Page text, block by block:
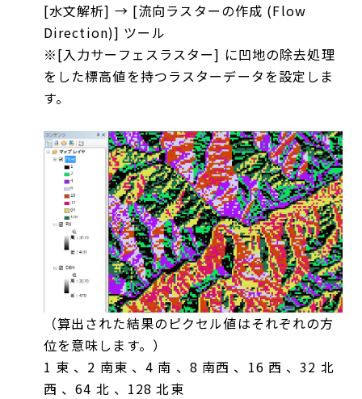
[水文解析] → [流向ラスターの作成 (Flow
Direction)] ツール
※[入力サーフェスラスター] に凹地の除去処理
をした標高値を持つラスターデータを設定しま
す。
（算出された結果のピクセル値はそれぞれの方
位を意味します。）
1 東 、2 南東 、4 南 、8 南西 、16 西 、32 北
西 、64 北 、128 北東